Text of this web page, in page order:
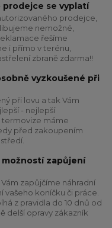
prodejce se vyplatí
prodejce,
nemožné,
řešíme
i přímo v terénu,
zbraně zdarma!!
vyzkoušené při
při lovu a tak Vám
- nejlepší
termovize máme
před zakoupením
možností zapůjení
zapůjčíme náhradní
vašeho koníčku či práce.
z pravidla do 10 dnů od
delší opravy zákazník